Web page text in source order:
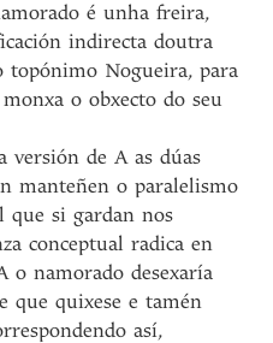
é unha freira,
indirecta doutra
topónimo Nogueira, para
o obxecto do seu
versión de A as dúas
manteñen o paralelismo
que si gardan nos
conceptual radica en
o namorado desexaría
que quixese e tamén
así,